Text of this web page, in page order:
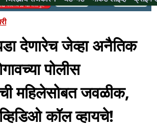
देणारेच जेव्हा अनैतिक
पोलीस
महिलेसोबत जवळीक,
कॉल व्हायचे!